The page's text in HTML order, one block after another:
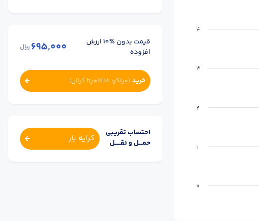
4
3
2
1
0
قیمت بدون ٪۱۰ ارزش
افزوده
695,000ریال
خرید (میلگرد 18 آناهیتا گیلان )
احتساب تقریبی
حمــــل و نقــــــل
کرایه بار